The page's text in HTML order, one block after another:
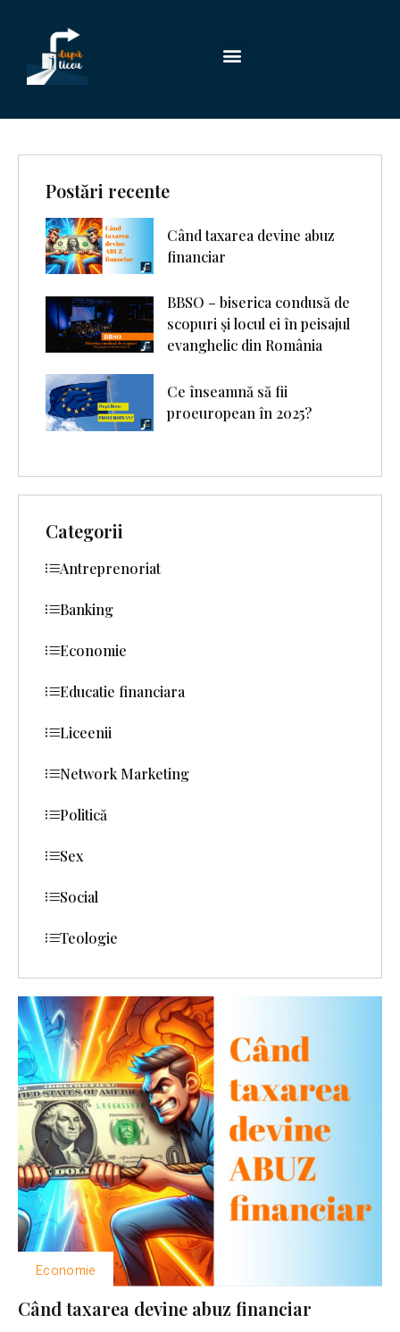
Economie
Când taxarea devine abuz financiar
Postări recente
Când taxarea devine abuz
financiar
BBSO – biserica condusă de
scopuri şi locul ei în peisajul
evanghelic din România
Ce înseamnă să fii
proeuropean în 2025?
Categorii
Antreprenoriat
Banking
Economie
Educatie financiara
Liceenii
Network Marketing
Politică
Sex
Social
Teologie